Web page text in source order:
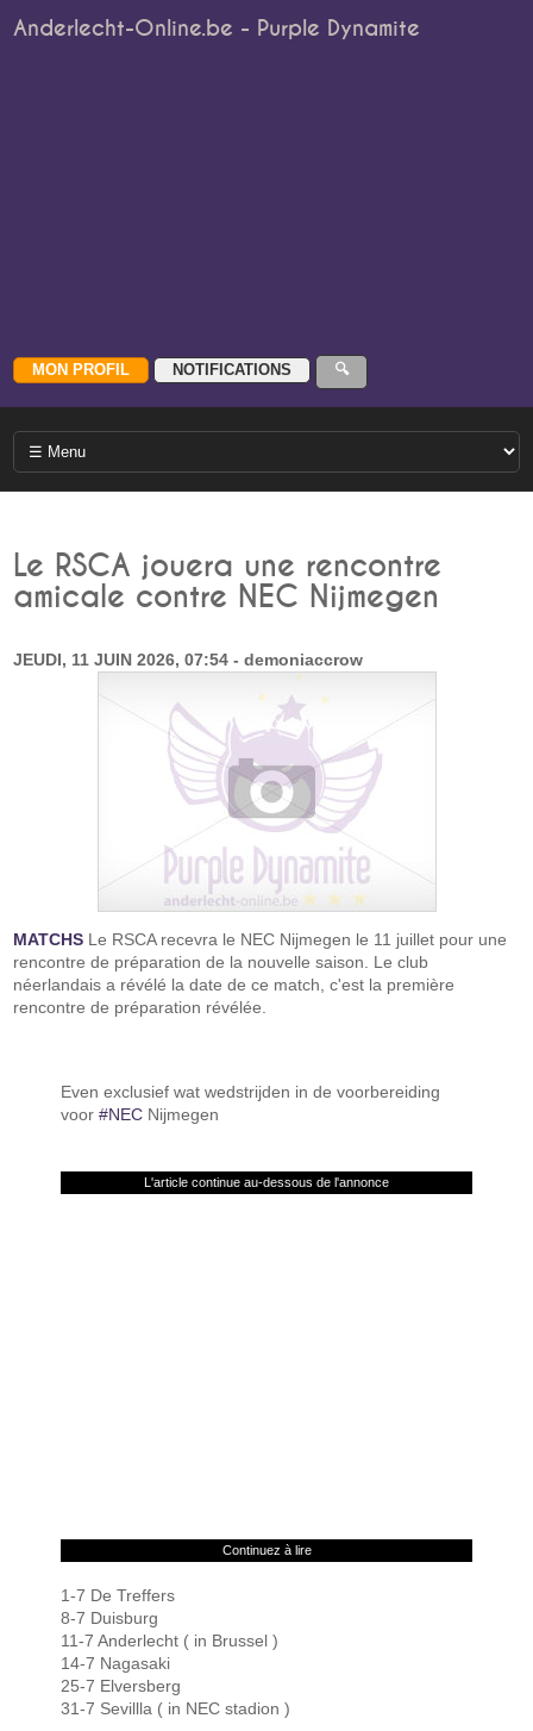
Anderlecht-Online.be - Purple Dynamite
Le RSCA jouera une rencontre
amicale contre NEC Nijmegen
JEUDI, 11 JUIN 2026, 07:54 - demoniaccrow
MATCHS Le RSCA recevra le NEC Nijmegen le 11 juillet pour une
rencontre de préparation de la nouvelle saison. Le club
néerlandais a révélé la date de ce match, c'est la première
rencontre de préparation révélée.
Even exclusief wat wedstrijden in de voorbereiding
voor#NEC Nijmegen
L'article continue au-dessous de l'annonce
Continuez à lire
1-7 De Treffers
8-7 Duisburg
11-7 Anderlecht ( in Brussel )
14-7 Nagasaki
25-7 Elversberg
31-7 Sevillla ( in NEC stadion )